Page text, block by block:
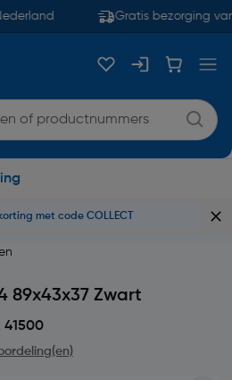
Gratis bezorging
met code COLLECT
89x43x37 Zwart
41500